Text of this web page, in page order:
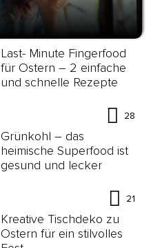
Last- Minute Fingerfood
für Ostern – 2 einfache
und schnelle Rezepte
28
Grünkohl – das
heimische Superfood ist
gesund und lecker
21
Kreative Tischdeko zu
Ostern für ein stilvolles